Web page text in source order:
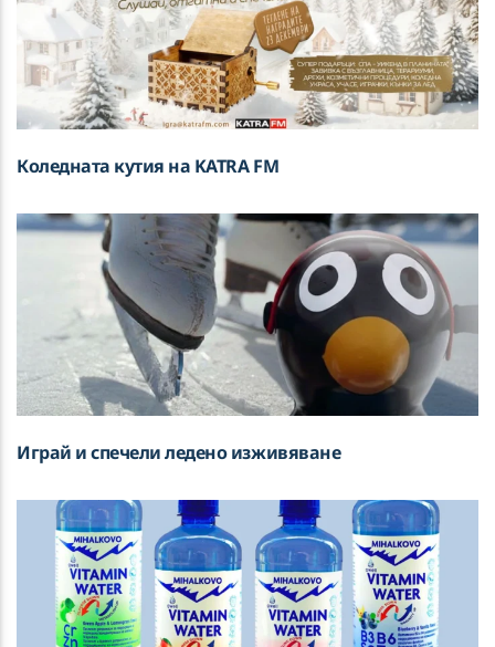
Коледната кутия на KATRA FM
Играй и спечели ледено изживяване